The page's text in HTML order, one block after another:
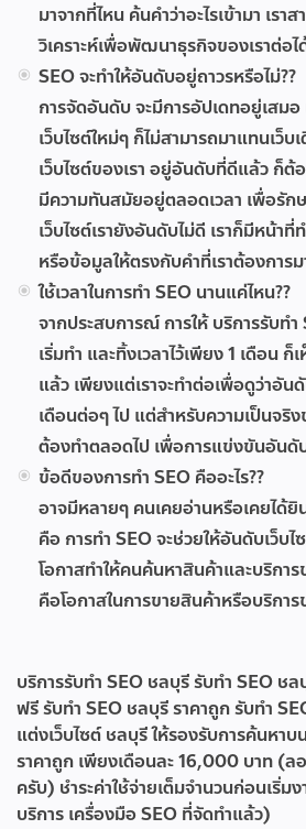
มาจากที่ไหน ค้นคำว่าอะไรเข้ามา เรา
วิเคราะห์เพื่อพัฒนาธุรกิจของเราต่อไ
SEO จะทำให้อันดับอยู่ถาวรหรือไม่??
การจัดอันดับ จะมีการอัปเดทอยู่เสมอ
เว็บไซต์ใหม่ๆ ก็ไม่สามารถมาแทนเว็บ
เว็บไซต์ของเรา อยู่อันดับที่ดีแล้ว ก็
มีความทันสมัยอยู่ตลอดเวลา เพื่อรัก
เว็บไซต์เรายังอันดับไม่ดี เราก็มีหน้าที่
หรือข้อมูลให้ตรงกับคำที่เราต้องการ
ใช้เวลาในการทำ SEO นานแค่ไหน??
จากประสบการณ์ การให้ บริการรับท
เริ่มทำ และทิ้งเวลาไว้เพียง 1 เดือน
แล้ว เพียงแต่เราจะทำต่อเพื่อดูว่าอัน
เดือนต่อๆ ไป แต่สำหรับความเป็นจริง
ต้องทำตลอดไป เพื่อการแข่งขันอันดั
ข้อดีของการทำ SEO คืออะไร??
อาจมีหลายๆ คนเคยอ่านหรือเคยได้
คือ การทำ SEO จะช่วยให้อันดับเว็บ
โอกาสทำให้คนค้นหาสินค้าและบริกา
คือโอกาสในการขายสินค้าหรือบริการ
บริการรับทำ SEO ชลบุรีรับทำ SEO ช
ฟรีรับทํา SEO ชลบุรี ราคาถูกรับทํา
แต่งเว็บไซต์ ชลบุรี ให้รองรับการค้นหา
ราคาถูก เพียงเดือนละ 16,000 บาท (ล
ครับ) ชำระค่าใช้จ่ายเต็มจำนวนก่อนเริ่ม
บริการ เครื่องมือ SEO ที่จัดทำแล้ว)